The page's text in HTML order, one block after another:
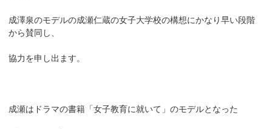
成澤泉のモデルの成瀬仁蔵の女子大学校の構想にかなり早い段階
から賛同し、
協力を申し出ます。
成瀬はドラマの書籍「女子教育に就いて」のモデルとなった